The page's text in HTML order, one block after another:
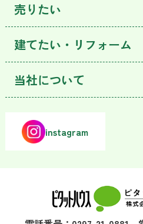
売りたい
建てたい・リフォーム
当社について
instagram